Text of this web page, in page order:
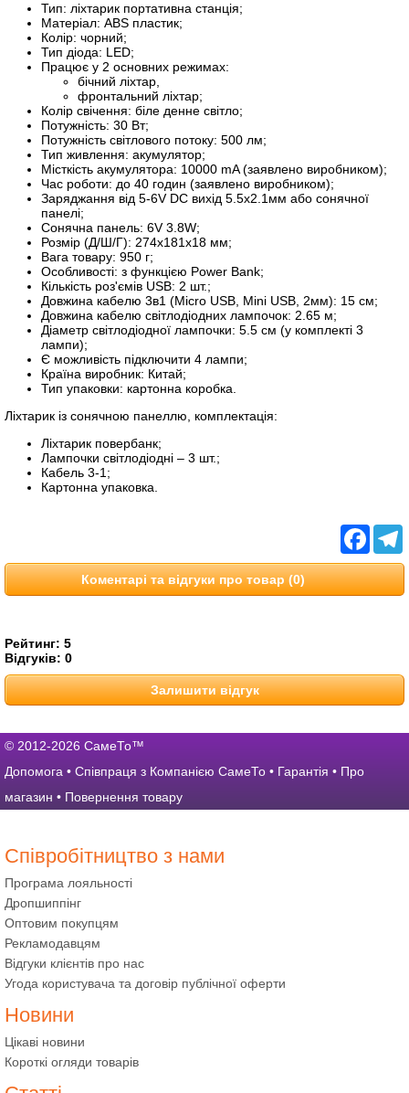
Тип: ліхтарик портативна станція;
Матеріал: ABS пластик;
Колір: чорний;
Тип діода: LED;
Працює у 2 основних режимах:
бічний ліхтар,
фронтальний ліхтар;
Колір свічення: біле денне світло;
Потужність: 30 Вт;
Потужність світлового потоку: 500 лм;
Тип живлення: акумулятор;
Місткість акумулятора: 10000 mA (заявлено виробником);
Час роботи: до 40 годин (заявлено виробником);
Заряджання від 5-6V DC вихід 5.5х2.1мм або сонячної
панелі;
Сонячна панель: 6V 3.8W;
Розмір (Д/Ш/Г): 274х181х18 мм;
Вага товару: 950 г;
Особливості: з функцією Power Bank;
Кількість роз'ємів USB: 2 шт.;
Довжина кабелю 3в1 (Micro USB, Mini USB, 2мм): 15 см;
Довжина кабелю світлодіодних лампочок: 2.65 м;
Діаметр світлодіодної лампочки: 5.5 см (у комплекті 3
лампи);
Є можливість підключити 4 лампи;
Країна виробник: Китай;
Тип упаковки: картонна коробка.
Ліхтарик із сонячною панеллю, комплектація:
Ліхтарик повербанк;
Лампочки світлодіодні – 3 шт.;
Кабель 3-1;
Картонна упаковка.
Коментарі та відгуки про товар (0)
Рейтинг: 5
Відгуків: 0
Залишити відгук
© 2012-2026 СамеТо™
Допомога • Співпраця з Компанією СамеТо • Гарантія • Про
магазин • Повернення товару
Співробітництво з нами
Програма лояльності
Дропшиппінг
Оптовим покупцям
Рекламодавцям
Відгуки клієнтів про нас
Угода користувача та договір публічної оферти
Новини
Цікаві новини
Короткі огляди товарів